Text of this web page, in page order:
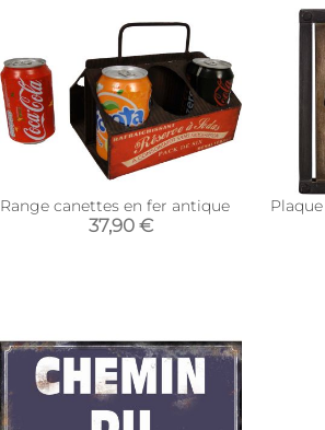
Range canettes en fer antique
37,90 €